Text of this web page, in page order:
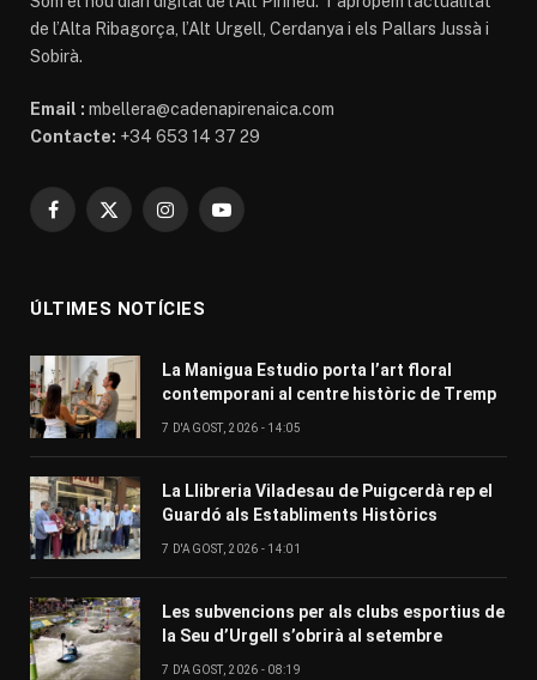
de l’Alta Ribagorça, l’Alt Urgell, Cerdanya i els Pallars Jussà i
Sobirà.
Email : mbellera@cadenapirenaica.com
Contacte: +34 653 14 37 29
Facebook
X
InstagramYouTube
ÚLTIMES NOTÍCIES
La Manigua Estudio porta l’art floral
contemporani al centre històric de Tremp
7 D'AGOST, 2026 - 14:05
La Llibreria Viladesau de Puigcerdà rep el
Guardó als Establiments Històrics
7 D'AGOST, 2026 - 14:01
Les subvencions per als clubs esportius de
la Seu d’Urgell s’obrirà al setembre
7 D'AGOST, 2026 - 08:19